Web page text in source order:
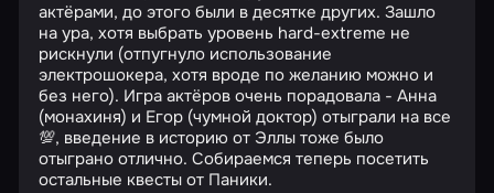
актёрами, до этого были в десятке других. Зашло
на ура, хотя выбрать уровень hard-extreme не
рискнули (отпугнуло использование
электрошокера, хотя вроде по желанию можно и
без него). Игра актёров очень порадовала - Анна
(монахиня) и Егор (чумной доктор) отыграли на все
💯, введение в историю от Эллы тоже было
отыграно отлично. Собираемся теперь посетить
остальные квесты от Паники.